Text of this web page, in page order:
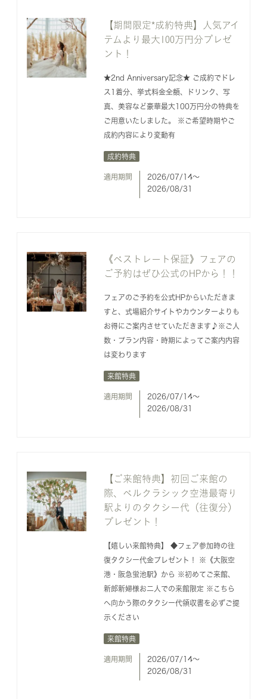
【期間限定*成約特典】人気アイ
テムより最大100万円分プレゼ
ント！
★2nd Anniversary記念★ ご成約でドレ
ス1着分、挙式料金全額、ドリンク、写
真、美容など豪華最大100万円分の特典を
ご用意いたしました。 ※ご希望時期やご
成約内容により変動有
成約特典
適用期間
2026/07/14〜
2026/08/31
《ベストレート保証》フェアの
ご予約はぜひ公式のHPから！！
フェアのご予約を公式HPからいただきま
すと、式場紹介サイトやカウンターよりも
お得にご案内させていただきます♪※ご人
数・プラン内容・時期によってご案内内容
は変わります
来館特典
適用期間
2026/07/14〜
2026/08/31
【ご来館特典】初回ご来館の
際、ベルクラシック空港最寄り
駅よりのタクシー代（往復分）
プレゼント！
【嬉しい来館特典】 ◆フェア参加時の往
復タクシー代金プレゼント！ ※《大阪空
港・阪急蛍池駅》から ※初めてご来館、
新郎新婦様お二人での来館限定 ※こちら
へ向かう際のタクシー代領収書を必ずご提
示ください
来館特典
適用期間
2026/07/14〜
2026/08/31